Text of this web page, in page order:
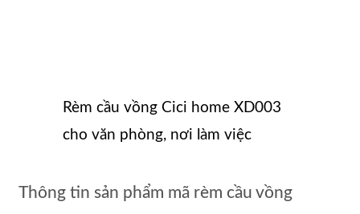
Rèm cầu vồng Cici home XD003
cho văn phòng, nơi làm việc
Thông tin sản phẩm mã rèm cầu vồng